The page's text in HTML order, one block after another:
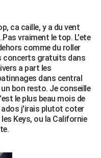
ca caille, y a du vent
vraiment le top. L'ete
comme du roller
concerts gratuits dans
a part les
dans central
bon resto. Je conseille
le plus beau mois de
ados j'irais plutot coter
Keys, ou la Californie